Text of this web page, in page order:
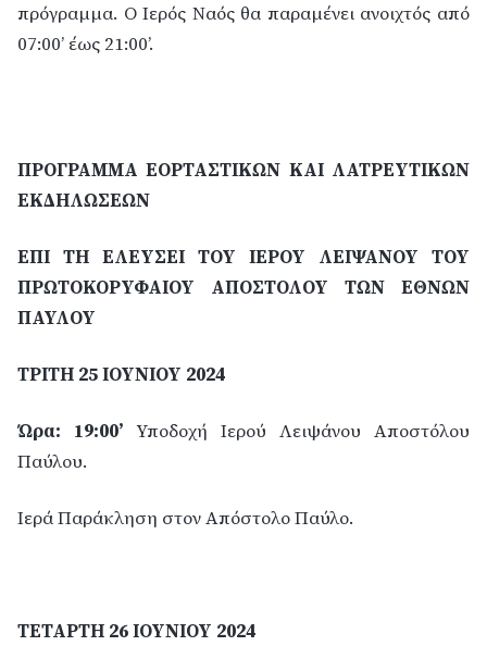
πρόγραμμα. Ο Ιερός Ναός θα παραμένει ανοιχτός από
07:00’ έως 21:00’.
ΠΡΟΓΡΑΜΜΑ ΕΟΡΤΑΣΤΙΚΩΝ ΚΑΙ ΛΑΤΡΕΥΤΙΚΩΝ
ΕΚΔΗΛΩΣΕΩΝ
ΕΠΙ ΤΗ ΕΛΕΥΣΕΙ ΤΟΥ ΙΕΡΟΥ ΛΕΙΨΑΝΟΥ ΤΟΥ
ΠΡΩΤΟΚΟΡΥΦΑΙΟΥ ΑΠΟΣΤΟΛΟΥ ΤΩΝ ΕΘΝΩΝ
ΠΑΥΛΟΥ
ΤΡΙΤΗ 25 ΙΟΥΝΙΟΥ 2024
Ώρα: 19:00’ Υποδοχή Ιερού Λειψάνου Αποστόλου
Παύλου.
Ιερά Παράκληση στον Απόστολο Παύλο.
ΤΕΤΑΡΤΗ 26 ΙΟΥΝΙΟΥ 2024